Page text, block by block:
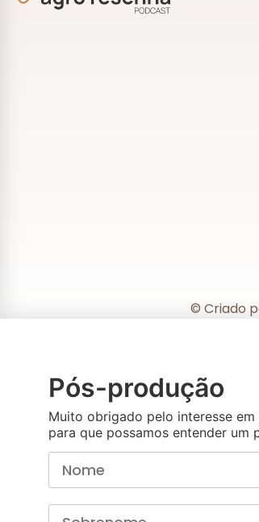
© Criado
Pós-produção
Muito obrigado pelo interesse
para que possamos entender